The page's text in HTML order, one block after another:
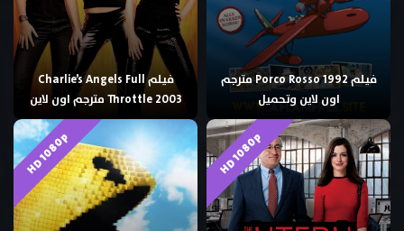
فيلم Porco Rosso 1992 مترجم
اون لاين وتحميل
فيلم Charlie’s Angels Full
Throttle 2003 مترجم اون لاين
HD 1080p
HD 1080p